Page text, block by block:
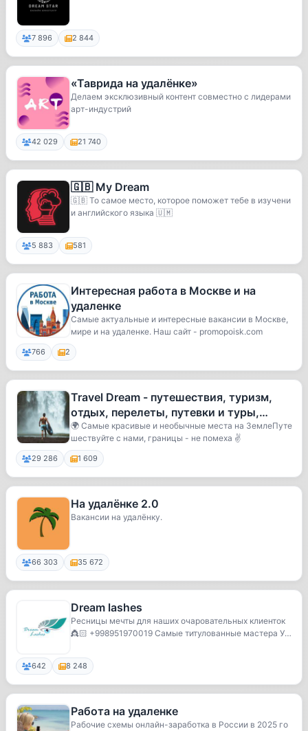
7 896 2 844
«Таврида на удалёнке»
Делаем эксклюзивный контент совместно с лидерами
арт-индустрий
42 029 21 740
🇬🇧 My Dream
🇬🇧 То самое место, которое поможет тебе в изучени
и английского языка 🇺🇲
5 883 581
Интересная работа в Москве и на
удаленке
Самые актуальные и интересные вакансии в Москве,
мире и на удаленке. Наш сайт - promopoisk.com
766 2
Travel Dream - путешествия, туризм,
отдых, перелеты, путевки и туры,
Турция, Египет, Тайланд, Бали,
🌍 Самые красивые и необычные места на ЗемлеПуте
шествуйте с нами, границы - не помеха ✌️
29 286 1 609
На удалёнке 2.0
Вакансии на удалёнку.
66 303 35 672
Dream lashes
Ресницы мечты для наших очаровательных клиенток
👸🏻 +998951970019 Самые титулованные мастера Уз
642 8 248
Работа на удаленке
Рабочие схемы онлайн-заработка в России в 2025 го